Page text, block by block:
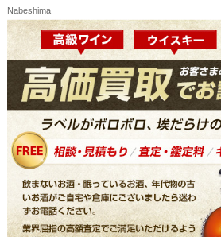
Nabeshima